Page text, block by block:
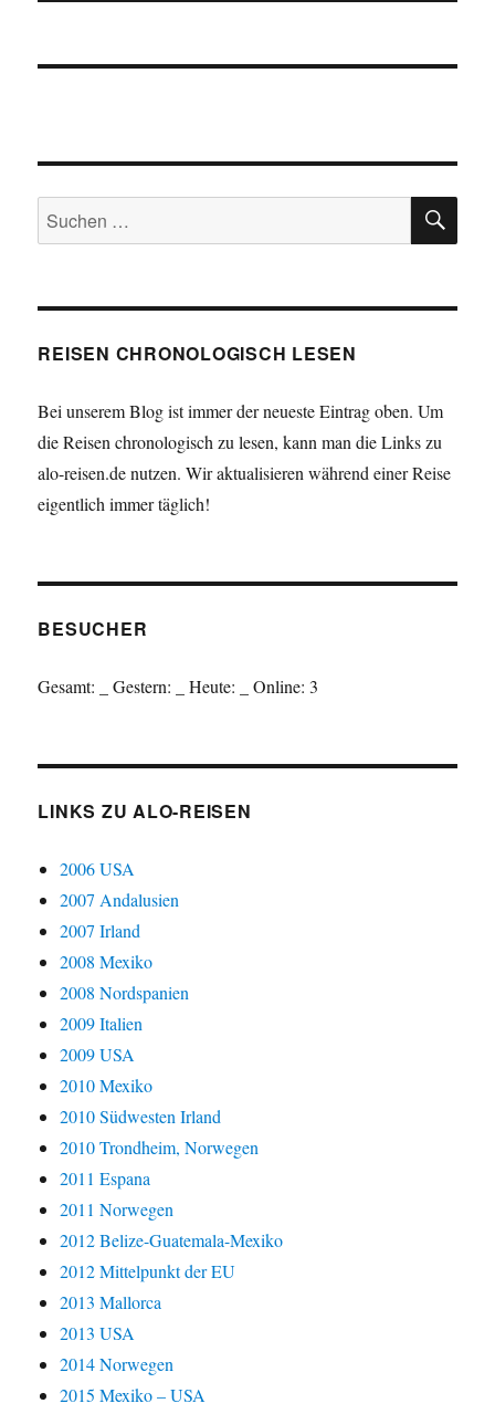
Suchen
nach:
REISEN CHRONOLOGISCH LESEN
Bei unserem Blog ist immer der neueste Eintrag oben. Um
die Reisen chronologisch zu lesen, kann man die Links zu
alo-reisen.de nutzen. Wir aktualisieren während einer Reise
eigentlich immer täglich!
BESUCHER
Gesamt: Gestern: Heute: Online: 3
LINKS ZU ALO-REISEN
2006 USA
2007 Andalusien
2007 Irland
2008 Mexiko
2008 Nordspanien
2009 Italien
2009 USA
2010 Mexiko
2010 Südwesten Irland
2010 Trondheim, Norwegen
2011 Espana
2011 Norwegen
2012 Belize-Guatemala-Mexiko
2012 Mittelpunkt der EU
2013 Mallorca
2013 USA
2014 Norwegen
2015 Mexiko – USA